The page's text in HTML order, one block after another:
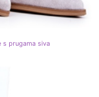
s prugama siva